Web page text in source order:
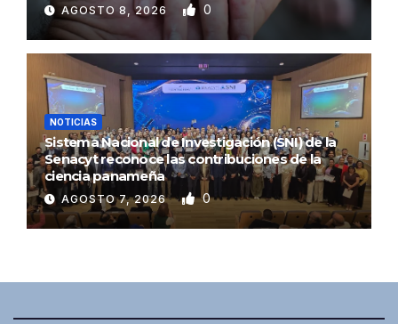
AGOSTO 8, 2026 0
NOTICIAS
Sistema Nacional de Investigación (SNI) de la
Senacyt reconoce las contribuciones de la
ciencia panameña
AGOSTO 7, 2026 0